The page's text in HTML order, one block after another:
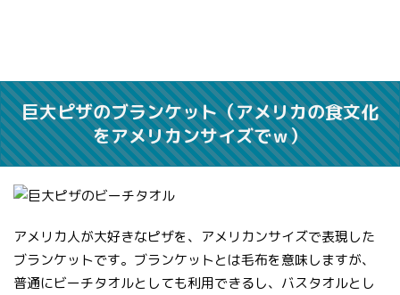
巨大ピザのブランケット（アメリカの食文化
をアメリカンサイズでｗ）
アメリカ人が大好きなピザを、アメリカンサイズで表現した
ブランケットです。ブランケットとは毛布を意味しますが、
普通にビーチタオルとしても利用できるし、バスタオルとし